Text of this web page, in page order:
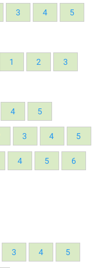
3 4 5
1 2 3
4 5
3 4 5
4 5 6
3 4 5